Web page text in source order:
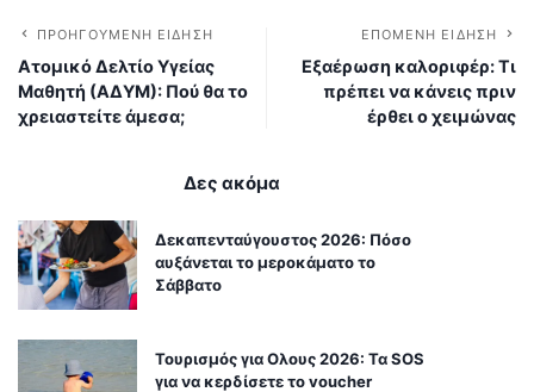
ΠΡΟΗΓΟΎΜΕΝΗ ΕΊΔΗΣΗ
Ατομικό Δελτίο Υγείας
Μαθητή (ΑΔΥΜ): Πού θα το
χρειαστείτε άμεσα;
ΕΠΌΜΕΝΗ ΕΊΔΗΣΗ
Εξαέρωση καλοριφέρ: Τι
πρέπει να κάνεις πριν
έρθει ο χειμώνας
Δες ακόμα
Δεκαπενταύγουστος 2026: Πόσο
αυξάνεται το μεροκάματο το
Σάββατο
Τουρισμός για Ολους 2026: Τα SOS
για να κερδίσετε το voucher